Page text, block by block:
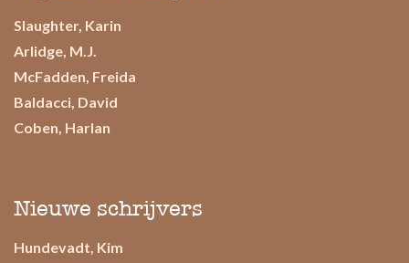
Slaughter, Karin
Arlidge, M.J.
McFadden, Freida
Baldacci, David
Coben, Harlan
Nieuwe schrijvers
Hundevadt, Kim